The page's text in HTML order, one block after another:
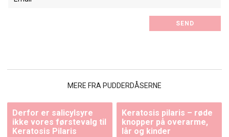
MERE FRA PUDDERDÅSERNE
Derfor er salicylsyre
ikke vores førstevalg til
Keratosis Pilaris
Keratosis pilaris – røde
knopper på overarme,
lår og kinder